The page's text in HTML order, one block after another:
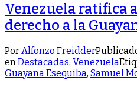
Venezuela ratifica
derecho a la
Por Alfonzo Freidder
en Destacadas, Venezuela
Guayana Esequiba, Samuel